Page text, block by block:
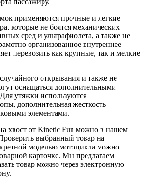
применяются прочные и легкие
которые не боятся механических
сред и ультрафиолета, а также не
организованное внутреннее
перевозить как крупные, так и мелкие
открывания и также не
оснащаться дополнительными
утяжки используются
дополнительная жесткость
элементами.
хвост от Kinetic Fun можно в нашем
выбранный товар на
моделью мотоцикла можно
карточке. Мы предлагаем
товар можно через электронную